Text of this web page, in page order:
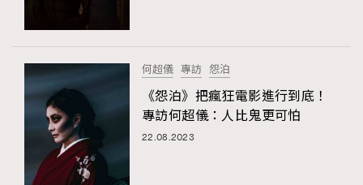
何超儀 專訪 怨泊
《怨泊》把瘋狂電影進行到底！
專訪何超儀：人比鬼更可怕
22.08.2023